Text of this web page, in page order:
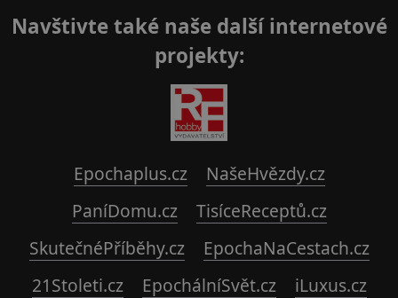
Navštivte také naše další internetové
projekty:
Epochaplus.cz
NašeHvězdy.cz
PaníDomu.cz
TisíceReceptů.cz
SkutečnéPříběhy.cz
EpochaNaCestach.cz
21Stoleti.cz
EpochálníSvět.cz
iLuxus.cz